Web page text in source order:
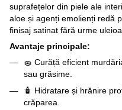
suprafețelor din piele ale
aloe și agenți emolienți redă
finisaj satinat fără urme
Avantaje principale:
🧽 Curăță eficient
sau grăsime.
🧴 Hidratare și hrănire
crăparea.